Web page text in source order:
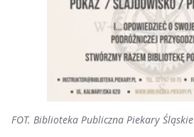
FOT. Biblioteka Publiczna Piekary Śląskie